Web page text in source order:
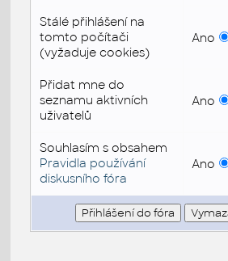
Stálé přihlášení na
tomto počítači
(vyžaduje cookies)
Ano
Přidat mne do
seznamu aktivních
uživatelů
Ano
Souhlasím s obsahem
Pravidla používání
diskusního fóra
Ano